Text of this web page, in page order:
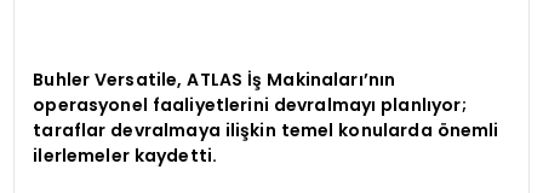
Buhler Versatile, ATLAS İş Makinaları’nın
operasyonel faaliyetlerini devralmayı planlıyor;
taraflar devralmaya ilişkin temel konularda önemli
ilerlemeler kaydetti.